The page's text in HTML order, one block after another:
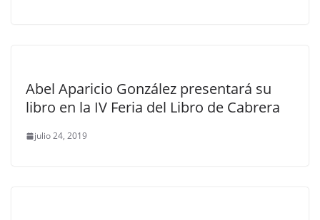
Abel Aparicio González presentará su
libro en la IV Feria del Libro de Cabrera
julio 24, 2019